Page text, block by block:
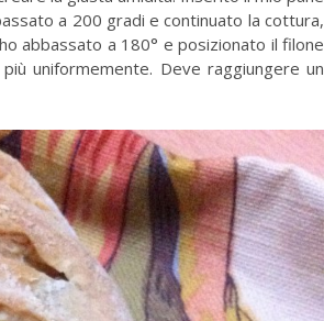
a 200 gradi e continuato la cottura,
abbassato a 180° e posizionato il filone
uniformemente. Deve raggiungere un